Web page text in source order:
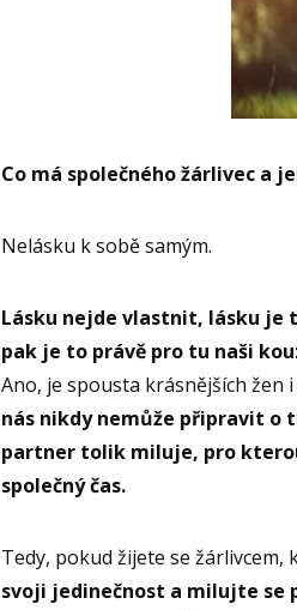
Co má společného žárlivec a
Nelásku k sobě samým.
Lásku nejde vlastnit, lásku je
pak je to právě pro tu naši
Ano, je spousta krásnějších žen
nás nikdy nemůže připravit o
partner tolik miluje, pro
společný čas.
Tedy, pokud žijete se žárlivcem,
svoji jedinečnost a milujte se